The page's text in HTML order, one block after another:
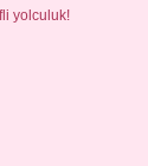
yolculuk!